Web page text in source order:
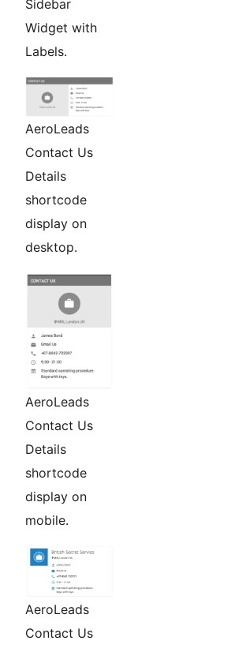
Sidebar
Widget with
Labels.
AeroLeads
Contact Us
Details
shortcode
display on
desktop.
AeroLeads
Contact Us
Details
shortcode
display on
mobile.
AeroLeads
Contact Us